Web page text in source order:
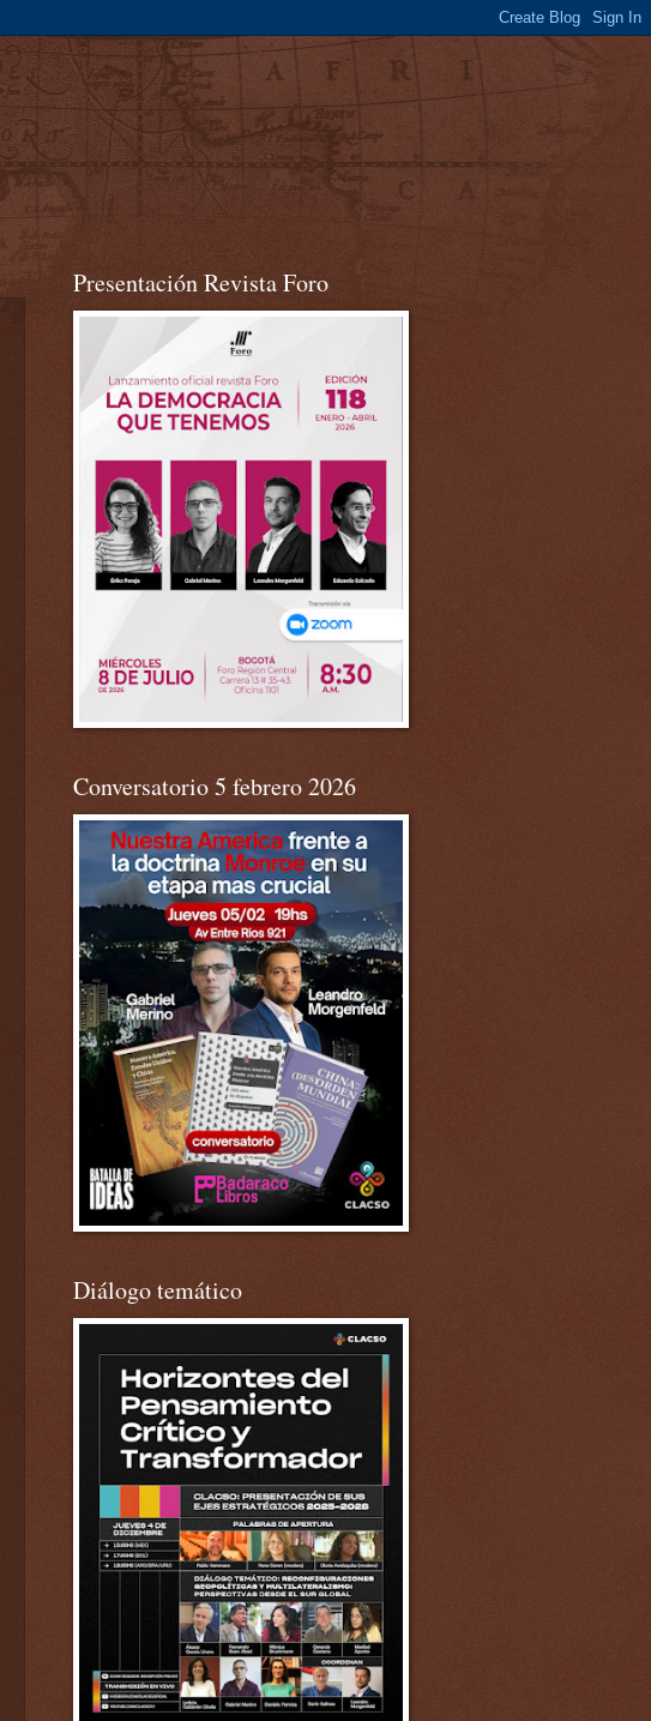
Presentación Revista Foro
Conversatorio 5 febrero 2026
Diálogo temático